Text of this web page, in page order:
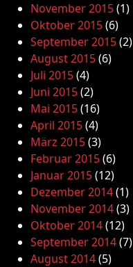
November 2015(1)
Oktober 2015(6)
September 2015(2)
August 2015(6)
Juli 2015(4)
Juni 2015(2)
Mai 2015(16)
April 2015(4)
März 2015(3)
Februar 2015(6)
Januar 2015(12)
Dezember 2014(1)
November 2014(3)
Oktober 2014(12)
September 2014(7)
August 2014(5)